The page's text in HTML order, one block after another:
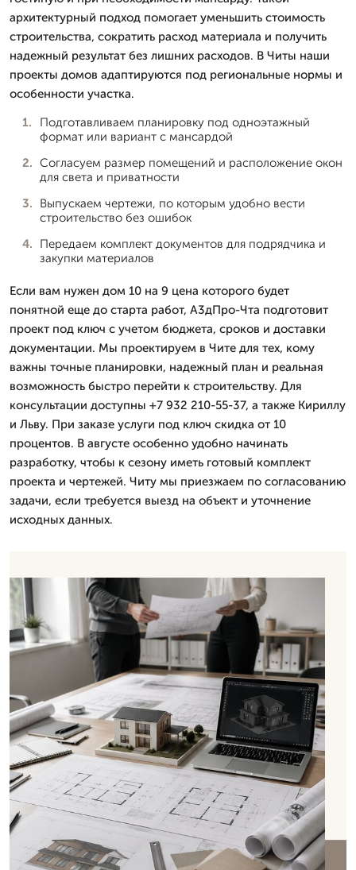
архитектурный подход помогает уменьшить стоимость
строительства, сократить расход материала и получить
надежный результат без лишних расходов. В Читы наши
проекты домов адаптируются под региональные нормы и
особенности участка.
Подготавливаем планировку под одноэтажный
формат или вариант с мансардой
Согласуем размер помещений и расположение окон
для света и приватности
Выпускаем чертежи, по которым удобно вести
строительство без ошибок
Передаем комплект документов для подрядчика и
закупки материалов
Если вам нужен дом 10 на 9 цена которого будет
понятной еще до старта работ, А3дПро-Чта подготовит
проект под ключ с учетом бюджета, сроков и доставки
документации. Мы проектируем в Чите для тех, кому
важны точные планировки, надежный план и реальная
возможность быстро перейти к строительству. Для
консультации доступны +7 932 210-55-37, а также Кириллу
и Льву. При заказе услуги под ключ скидка от 10
процентов. В августе особенно удобно начинать
разработку, чтобы к сезону иметь готовый комплект
проекта и чертежей. Читу мы приезжаем по согласованию
задачи, если требуется выезд на объект и уточнение
исходных данных.